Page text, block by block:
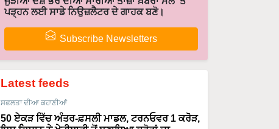
ਪੜ੍ਹਨ ਲਈ ਸਾਡੇ ਨਿਉਜ਼ਲੈਟਰ ਦੇ ਗਾਹਕ ਬਣੋ।
Subscribe Newsletters
Latest feeds
ਸਫਲਤਾ ਦੀਆ ਕਹਾਣੀਆਂ
50 ਏਕੜ ਵਿੱਚ ਅੰਤਰ-ਫ਼ਸਲੀ ਮਾਡਲ, ਟਰਨਓਵਰ 1 ਕਰੋੜ,